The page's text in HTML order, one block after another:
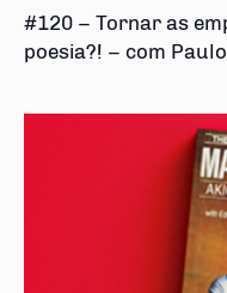
#120 – Tornar as
poesia?! – com